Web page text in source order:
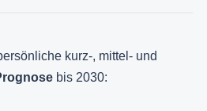
kurz-, mittel- und
bis 2030: